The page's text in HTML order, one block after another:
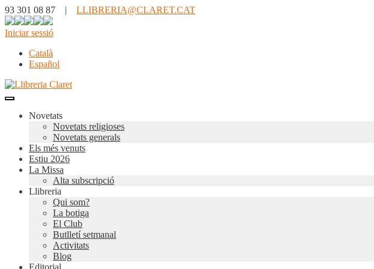
93 301 08 87 | LLIBRERIA@CLARET.CAT
Iniciar sessió
Català
Español
Novetats
Novetats religioses
Novetats generals
Els més venuts
Estiu 2026
La Missa
Alta subscripció
Llibreria
Qui som?
La botiga
El Club
Butlletí setmanal
Activitats
Blog
Editorial